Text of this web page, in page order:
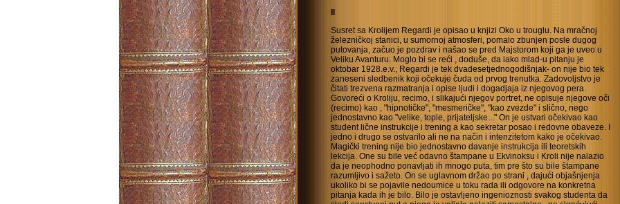
Susret sa Krolijem Regardi je opisao u knjizi Oko u trouglu. Na mračnoj
železničkoj stanici, u sumornoj atmosferi, pomalo zbunjen posle dugog
putovanja, začuo je pozdrav i našao se pred Majstorom koji ga je uveo u
Veliku Avanturu. Moglo bi se reći , doduše, da iako mlad-u pitanju je
oktobar 1928.e.v., Regardi je tek dvadesetjednogodišnjak- on nije bio tek
zaneseni sledbenik koji očekuje čuda od prvog trenutka. Zadovoljstvo je
čitati trezvena razmatranja i opise ljudi i dogadjaja iz njegovog pera.
Govoreći o Kroliju, recimo, i slikajući njegov portret, ne opisuje njegove oči
(recimo) kao , "hipnotičke", "mesmeričke", "kao zvezde" i slično, nego
jednostavno kao "velike, tople, prijateljske..." On je ustvari očekivao kao
student lične instrukcije i trening a kao sekretar posao i redovne obaveze. I
jedno i drugo se ostvarilo ali ne na način i intenzitetom kako je očekivao.
Magički trening nije bio jednostavno davanje instrukcija ili teoretskih
lekcija. One su bile već odavno štampane u Ekvinoksu i Kroli nije nalazio
da je neophodno ponavljati ih mnogo puta, tim pre što su bile štampane
razumljivo i sažeto. On se uglavnom držao po strani , dajući objašnjenja
ukoliko bi se pojavile nedoumice u toku rada ili odgovore na konkretna
pitanja kada ih je bilo. Bilo je ostavljeno ingenioznosti svakog studenta da